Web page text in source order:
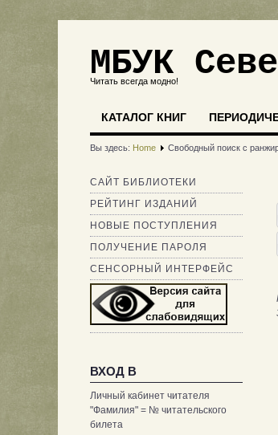
МБУК
Читать всегда модно!
КАТАЛОГ КНИГ
Вы здесь: Home Свободный поиск с
САЙТ БИБЛИОТЕКИ
РЕЙТИНГ ИЗДАНИЙ
НОВЫЕ ПОСТУПЛЕНИЯ
ПОЛУЧЕНИЕ ПАРОЛЯ
СЕНСОРНЫЙ ИНТЕРФЕЙС
ВХОД В
Личный кабинет читателя
"Фамилия" = № читательского
билета